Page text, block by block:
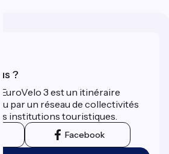
?
3 est un itinéraire
par un réseau de collectivités
institutions touristiques.
Facebook